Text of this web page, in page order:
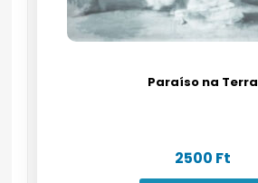
Paraíso na Terra
2500 Ft